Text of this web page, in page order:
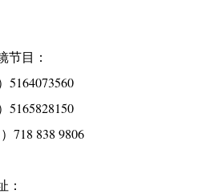
节目：
5164073560
5165828150
718 838 9806
：